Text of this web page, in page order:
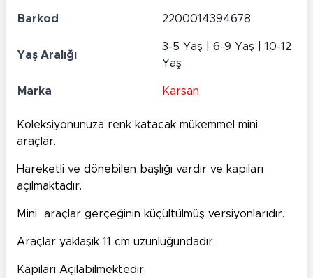
Barkod 2200014394678
Yaş Aralığı
3-5 Yaş | 6-9 Yaş | 10-12
Yaş
Marka Karsan
Koleksiyonunuza renk katacak mükemmel mini
araçlar.
Hareketli ve dönebilen başlığı vardır ve kapıları
açılmaktadır.
Mini araçlar gerçeğinin küçültülmüş versiyonlarıdır.
Araçlar yaklaşık 11 cm uzunluğundadır.
Kapıları Açılabilmektedir.